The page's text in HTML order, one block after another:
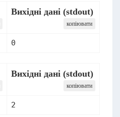
Вихідні дані (stdout)
копіювати
Вихідні дані (stdout)
копіювати